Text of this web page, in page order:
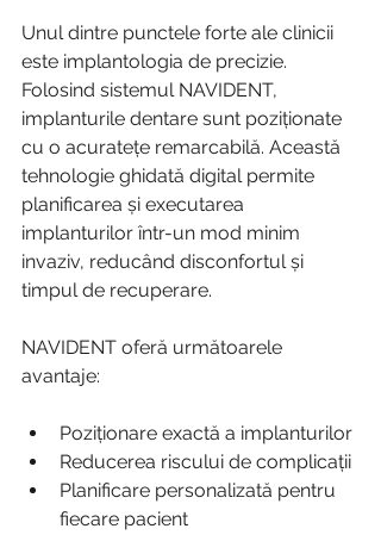
Unul dintre punctele forte ale clinicii
este implantologia de precizie.
Folosind sistemul NAVIDENT,
implanturile dentare sunt poziționate
cu o acuratețe remarcabilă. Această
tehnologie ghidată digital permite
planificarea și executarea
implanturilor într-un mod minim
invaziv, reducând disconfortul și
timpul de recuperare.
NAVIDENT oferă următoarele
avantaje:
Poziționare exactă a implanturilor
Reducerea riscului de complicații
Planificare personalizată pentru
fiecare pacient